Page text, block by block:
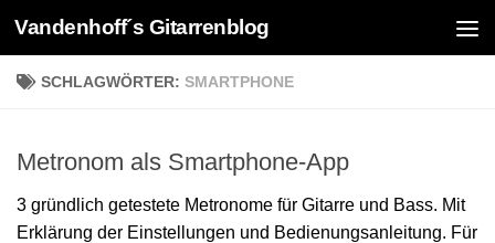
Zum Inhalt springen
Vandenhoff´s Gitarrenblog
SCHLAGWÖRTER: SMARTPHONE
Metronom als Smartphone-App
3 gründlich getestete Metronome für Gitarre und Bass. Mit
Erklärung der Einstellungen und Bedienungsanleitung. Für